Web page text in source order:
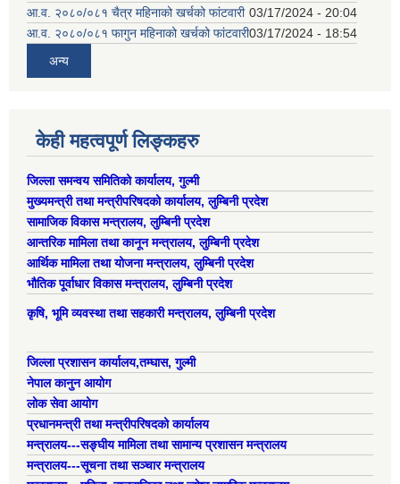
आ.व. २०८०/०८१ चैत्र महिनाको खर्चको फांटवारी 03/17/2024 - 20:04
आ.व. २०८०/०८१ फागुन महिनाको खर्चको फांटवारी03/17/2024 - 18:54
अन्य
केही महत्वपूर्ण लिङ्कहरु
जिल्ला समन्वय समितिको कार्यालय, गुल्मी
मुख्यमन्त्री तथा मन्त्रीपरिषदको कार्यालय, लुम्बिनी प्रदेश
सामाजिक विकास मन्त्रालय, लुम्बिनी प्रदेश
आन्तरिक मामिला तथा कानून मन्त्रालय, लुम्बिनी प्रदेश
आर्थिक मामिला तथा योजना मन्त्रालय, लुम्बिनी प्रदेश
भौतिक पूर्वाधार विकास मन्त्रालय, लुम्बिनी प्रदेश
कृषि, भूमि व्यवस्था तथा सहकारी मन्त्रालय, लुम्बिनी प्रदेश
जिल्ला प्रशासन कार्यालय,तम्घास, गुल्मी
नेपाल कानुन आयोग
लोक सेवा आयोग
प्रधानमन्त्री तथा मन्त्रीपरिषदको कार्यालय
मन्त्रालय---सङ्घीय मामिला तथा सामान्य प्रशासन मन्त्रालय
मन्त्रालय---सूचना तथा सञ्चार मन्त्रालय